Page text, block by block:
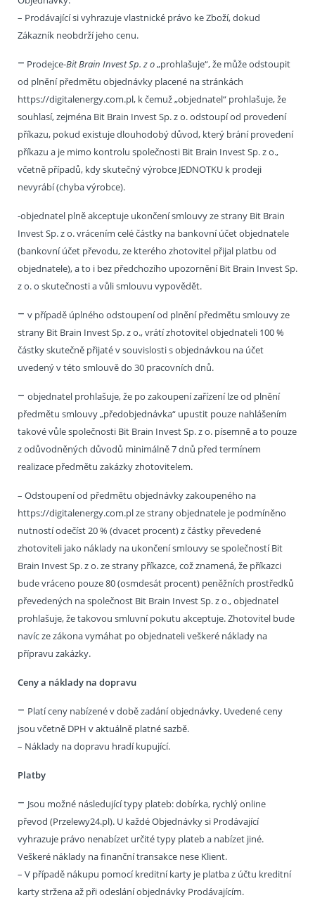
– Prodávající si vyhrazuje vlastnické právo ke Zboží, dokud
Zákazník neobdrží jeho cenu.
– Prodejce-Bit Brain Invest Sp. z o„prohlašuje“, že může odstoupit
od plnění předmětu objednávky placené na stránkách
https://digitalenergy.com.pl, k čemuž „objednatel“ prohlašuje, že
souhlasí, zejména Bit Brain Invest Sp. z o. odstoupí od provedení
příkazu, pokud existuje dlouhodobý důvod, který brání provedení
příkazu a je mimo kontrolu společnosti Bit Brain Invest Sp. z o.,
včetně případů, kdy skutečný výrobce JEDNOTKU k prodeji
nevyrábí (chyba výrobce).
-objednatel plně akceptuje ukončení smlouvy ze strany Bit Brain
Invest Sp. z o. vrácením celé částky na bankovní účet objednatele
(bankovní účet převodu, ze kterého zhotovitel přijal platbu od
objednatele), a to i bez předchozího upozornění Bit Brain Invest Sp.
z o. o skutečnosti a vůli smlouvu vypovědět.
– v případě úplného odstoupení od plnění předmětu smlouvy ze
strany Bit Brain Invest Sp. z o., vrátí zhotovitel objednateli 100 %
částky skutečně přijaté v souvislosti s objednávkou na účet
uvedený v této smlouvě do 30 pracovních dnů.
– objednatel prohlašuje, že po zakoupení zařízení lze od plnění
předmětu smlouvy „předobjednávka“ upustit pouze nahlášením
takové vůle společnosti Bit Brain Invest Sp. z o. písemně a to pouze
z odůvodněných důvodů minimálně 7 dnů před termínem
realizace předmětu zakázky zhotovitelem.
– Odstoupení od předmětu objednávky zakoupeného na
https://digitalenergy.com.pl ze strany objednatele je podmíněno
nutností odečíst 20 % (dvacet procent) z částky převedené
zhotoviteli jako náklady na ukončení smlouvy se společností Bit
Brain Invest Sp. z o. ze strany příkazce, což znamená, že příkazci
bude vráceno pouze 80 (osmdesát procent) peněžních prostředků
převedených na společnost Bit Brain Invest Sp. z o., objednatel
prohlašuje, že takovou smluvní pokutu akceptuje. Zhotovitel bude
navíc ze zákona vymáhat po objednateli veškeré náklady na
přípravu zakázky.
Ceny a náklady na dopravu
– Platí ceny nabízené v době zadání objednávky. Uvedené ceny
jsou včetně DPH v aktuálně platné sazbě.
– Náklady na dopravu hradí kupující.
Platby
– Jsou možné následující typy plateb: dobírka, rychlý online
převod (Przelewy24.pl). U každé Objednávky si Prodávající
vyhrazuje právo nenabízet určité typy plateb a nabízet jiné.
Veškeré náklady na finanční transakce nese Klient.
– V případě nákupu pomocí kreditní karty je platba z účtu kreditní
karty stržena až při odeslání objednávky Prodávajícím.